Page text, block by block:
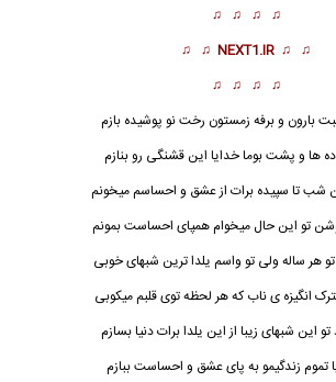
♫ ♫ ♫ ♫
♫ ♫
NEXT1.IR
♫ ♫
♫ ♫ ♫ ♫
بارون و برفه زمستون رخت نو پوشیده بازم
ها و پشت بوما خدایا این قشنگی رو بنازم
شب تا سپیده برات از عشق و احساسم میخونم
تو این حال میخوام همپای احساست بمونم
هر ساله ولی تو واسم یلدا ترین شبهای خوبی
انگیزه ی ناب که هر لحظه توی قلبم میکوبی
این شبهای زیبا از این یلدا برات دنیا بسازم
تموم زندگیمو به پای عشق و احساست ببازم